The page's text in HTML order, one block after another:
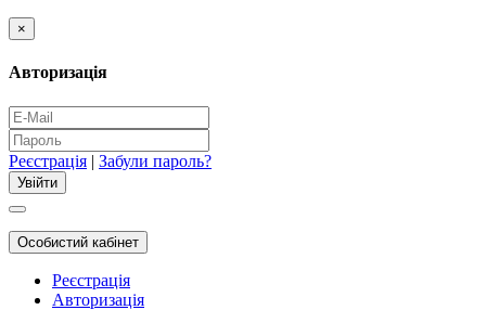
×
Авторизація
Реєстрація | Забули пароль?
Особистий кабінет
Реєстрація
Авторизація